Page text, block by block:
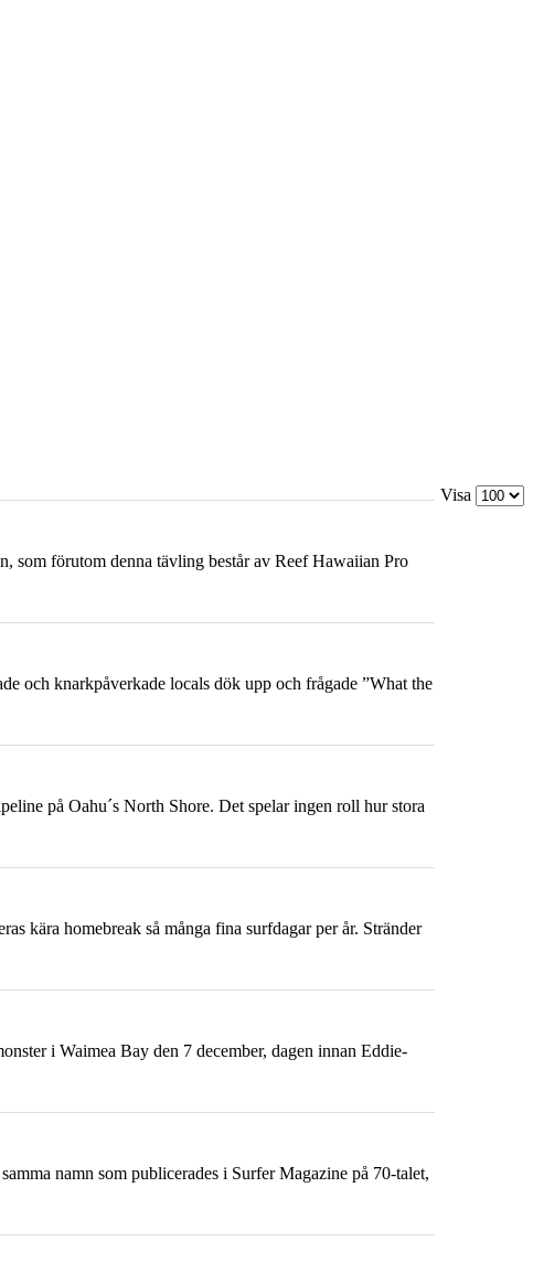
Visa
som förutom denna tävling består av Reef Hawaiian Pro
och knarkpåverkade locals dök upp och frågade ”What the
på Oahu´s North Shore. Det spelar ingen roll hur stora
kära homebreak så många fina surfdagar per år. Stränder
i Waimea Bay den 7 december, dagen innan Eddie-
namn som publicerades i Surfer Magazine på 70-talet,